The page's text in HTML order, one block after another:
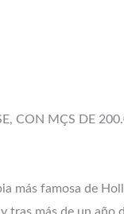
CON MÇS DE
más famosa de